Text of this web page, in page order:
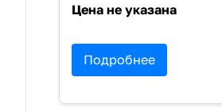
Цена не указана
Подробнее